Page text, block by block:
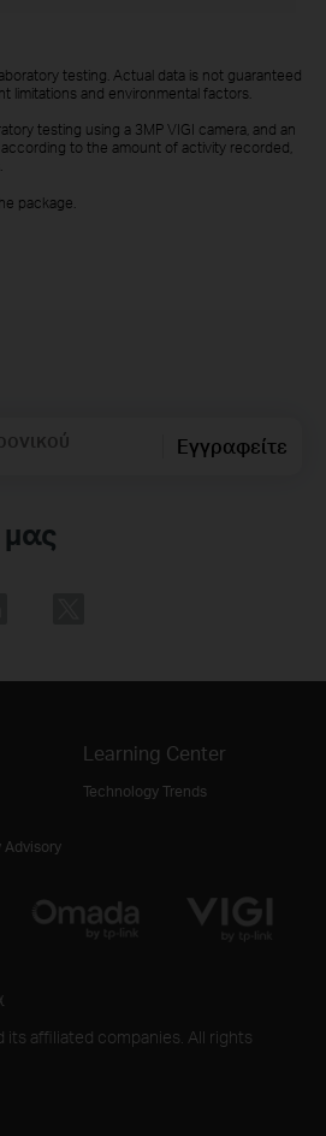
testing. Actual data is not guaranteed
limitations and environmental factors.
testing using a 3MP VIGI camera, and an
to the amount of activity recorded,
package.
Εγγραφείτε
Advisory
Learning Center
Technology Trends
its affiliated companies. All rights